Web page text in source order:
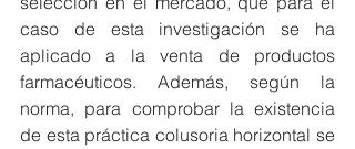
caso de esta investigación se ha
aplicado a la venta de productos
farmacéuticos. Además, según la
norma, para comprobar la existencia
de esta práctica colusoria horizontal se